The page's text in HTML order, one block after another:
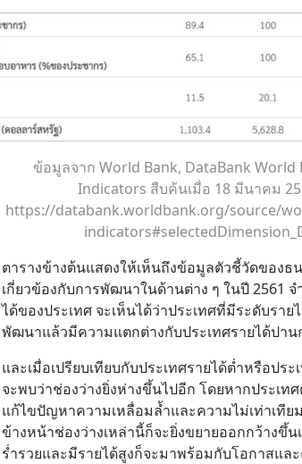
ข้อมูลจาก World Bank, DataBank World
Indicators สืบค้นเมื่อ 18 มีนาคม
https://databank.worldbank.org/source/
ตารางข้างต้นแสดงให้เห็นถึงข้อมูลตัวชี้วัดของธ
เกี่ยวข้องกับการพัฒนาในด้านต่าง ๆ ในปี 2561
ได้ของประเทศ จะเห็นได้ว่าประเทศที่มีระดับราย
พัฒนาแล้วมีความแตกต่างกับประเทศรายได้ปาน
และเมื่อเปรียบเทียบกับประเทศรายได้ต่ำหรือปร
จะพบว่าช่องว่างยิ่งห่างขึ้นไปอีก โดยหากประเท
แก้ไขปัญหาความเหลื่อมล้ำและความไม่เท่าเทีย
ข้างหน้าช่องว่างเหล่านี้ก็จะยิ่งขยายออกกว้างขึ้น
ร่ำรวยและมีรายได้สูงก็จะมาพร้อมกับโอกาสแล